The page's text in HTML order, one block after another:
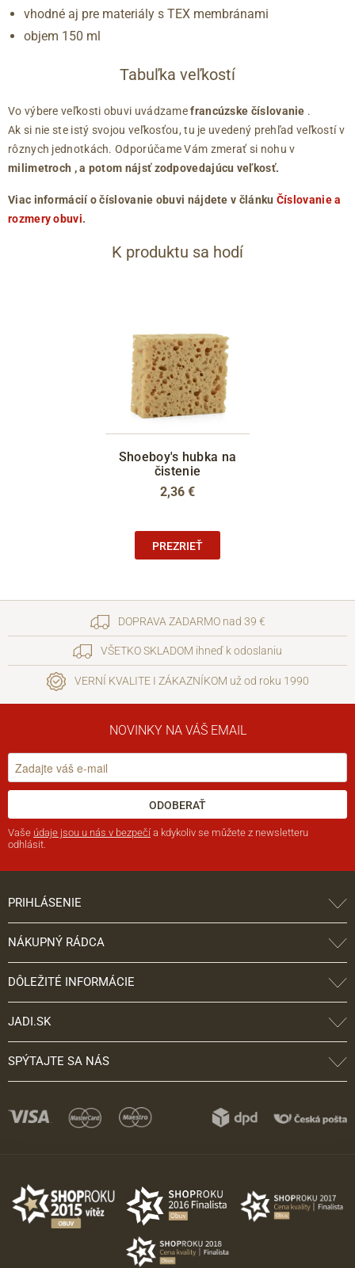
vhodné aj pre materiály s TEX membránami
objem 150 ml
Tabuľka veľkostí
Vo výbere veľkosti obuvi uvádzamefrancúzske číslovanie .
Ak si nie ste istý svojou veľkosťou, tu je uvedený prehľad veľkostí v
rôznych jednotkách. Odporúčame Vám zmerať si nohu v
milimetroch , a potom nájsť zodpovedajúcu veľkosť.
Viac informácií o číslovanie obuvi nájdete v článku Číslovanie a
rozmery obuvi.
K produktu sa hodí
Shoeboy's hubka na
čistenie
2,36 €
PREZRIEŤ
DOPRAVA ZADARMO nad 39 €
VŠETKO SKLADOM ihneď k odoslaniu
VERNÍ KVALITE I ZÁKAZNÍKOM už od roku 1990
NOVINKY NA VÁŠ EMAIL
ODOBERAŤ
Vaše údaje jsou u nás v bezpečí a kdykoliv se můžete z newsletteru
odhlásit.
PRIHLÁSENIE
NÁKUPNÝ RÁDCA
DÔLEŽITÉ INFORMÁCIE
JADI.SK
SPÝTAJTE SA NÁS